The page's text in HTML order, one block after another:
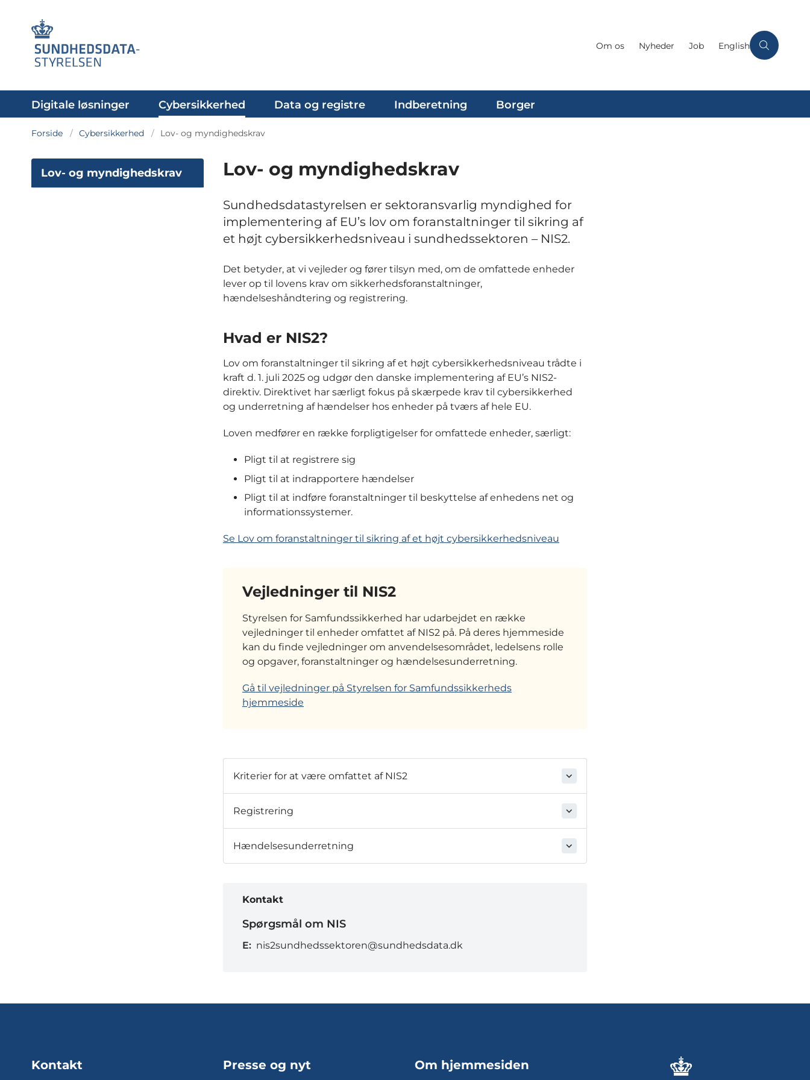
Om os Nyheder Job English
Digitale løsninger Cybersikkerhed Data og registre Indberetning Borger
Forside Cybersikkerhed Lov- og myndighedskrav
Lov- og myndighedskrav Lov- og myndighedskrav
Sundhedsdatastyrelsen er sektoransvarlig myndighed for
implementering af EU’s lov om foranstaltninger til sikring af
et højt cybersikkerhedsniveau i sundhedssektoren – NIS2.
Det betyder, at vi vejleder og fører tilsyn med, om de omfattede enheder
lever op til lovens krav om sikkerhedsforanstaltninger,
hændelseshåndtering og registrering.
Hvad er NIS2?
Lov om foranstaltninger til sikring af et højt cybersikkerhedsniveau trådte i
kraft d. 1. juli 2025 og udgør den danske implementering af EU’s NIS2-
direktiv. Direktivet har særligt fokus på skærpede krav til cybersikkerhed
og underretning af hændelser hos enheder på tværs af hele EU.
Loven medfører en række forpligtigelser for omfattede enheder, særligt:
Pligt til at registrere sig
Pligt til at indrapportere hændelser
Pligt til at indføre foranstaltninger til beskyttelse af enhedens net og
informationssystemer.
Se Lov om foranstaltninger til sikring af et højt cybersikkerhedsniveau
Vejledninger til NIS2
Styrelsen for Samfundssikkerhed har udarbejdet en række
vejledninger til enheder omfattet af NIS2 på. På deres hjemmeside
kan du finde vejledninger om anvendelsesområdet, ledelsens rolle
og opgaver, foranstaltninger og hændelsesunderretning.
Gå til vejledninger på Styrelsen for Samfundssikkerheds
hjemmeside
Kriterier for at være omfattet af NIS2
Registrering
Hændelsesunderretning
Kontakt
Spørgsmål om NIS
E: nis2sundhedssektoren@sundhedsdata.dk
Kontakt Presse og nyt Om hjemmesiden